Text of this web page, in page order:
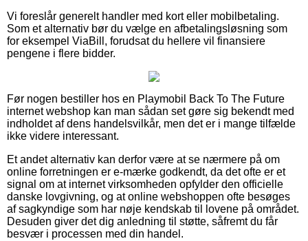
Vi foreslår generelt handler med kort eller mobilbetaling.
Som et alternativ bør du vælge en afbetalingsløsning som
for eksempel ViaBill, forudsat du hellere vil finansiere
pengene i flere bidder.
Før nogen bestiller hos en Playmobil Back To The Future
internet webshop kan man sådan set gøre sig bekendt med
indholdet af dens handelsvilkår, men det er i mange tilfælde
ikke videre interessant.
Et andet alternativ kan derfor være at se nærmere på om
online forretningen er e-mærke godkendt, da det ofte er et
signal om at internet virksomheden opfylder den officielle
danske lovgivning, og at online webshoppen ofte besøges
af sagkyndige som har nøje kendskab til lovene på området.
Desuden giver det dig anledning til støtte, såfremt du får
besvær i processen med din handel.